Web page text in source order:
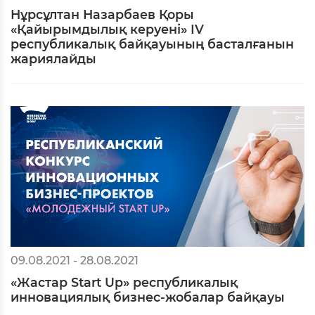
Нұрсұлтан Назарбаев Қоры
«Қайырымдылық керуені» ІV
республикалық байқауының басталғанын
жариялайды
09.08.2021 - 28.08.2021
«Жастар Start Up» республикалық
инновациялық бизнес-жобалар байқауы